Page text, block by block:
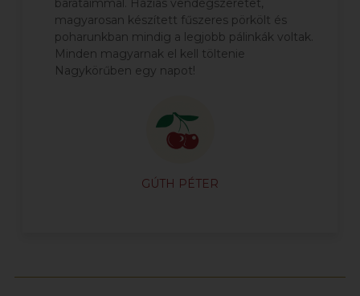
magyarosan készített fűszeres pörkölt és
poharunkban mindig a legjobb pálinkák voltak.
Minden magyarnak el kell töltenie
Nagykörűben egy napot!
GÚTH PÉTER